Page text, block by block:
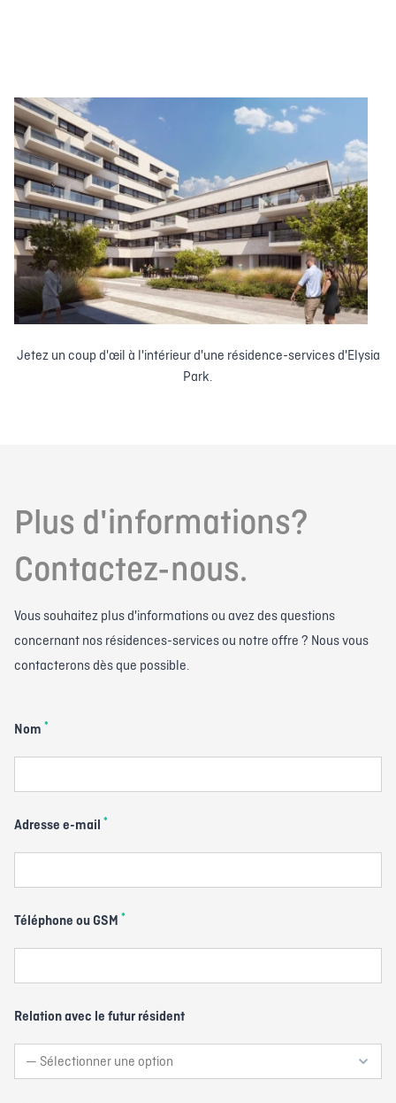
Jetez un coup d'œil à l'intérieur d'une résidence-services d'Elysia
Park.
Plus d'informations?
Contactez-nous.
Vous souhaitez plus d'informations ou avez des questions
concernant nos résidences-services ou notre offre ? Nous vous
contacterons dès que possible.
Nom *
Adresse e-mail *
Téléphone ou GSM *
Relation avec le futur résident